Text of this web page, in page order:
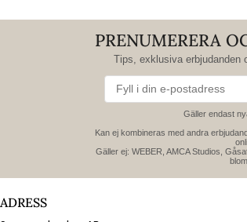
PRENUMERERA
Tips, exklusiva erbjudanden
Gäller endast
Kan ej kombineras med andra
Gäller ej: WEBER, AMCA Studios,
ADRESS